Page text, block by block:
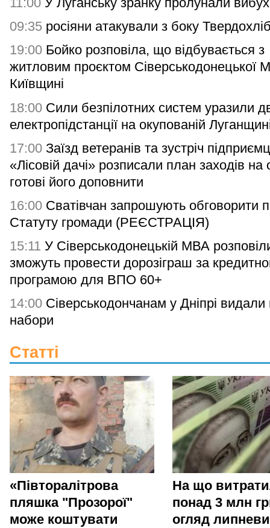
09:35 росіяни атакували з боку
19:00 Бойко розповіла, що відбувається з
житловим проєктом Сіверськодонецької
Київщині
18:00 Сили безпілотних систем уразили
електропідстанції на окупованій
17:00 Заїзд ветеранів та зустріч
«Лісовій дачі» розписали план заходів на
готові його доповнити
16:00 Сватівчан запрошують обговорити
Статуту громади (РЕЄСТРАЦІЯ)
15:11 У Сіверськодонецькій МВА
зможуть провести дорозіграш за
програмою для ВПО 60+
14:00 Сіверськодончанам у Дніпрі видали
набори
Статті
«Півторалітрова
пляшка "Прозорої"
може коштувати
На що
понад 3 млн
огляд